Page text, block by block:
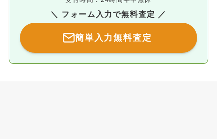
＼ フォーム入力で無料査定 ／
簡単入力無料査定